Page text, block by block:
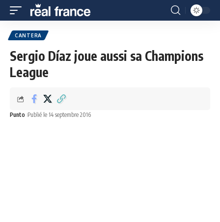
CANTERA
Sergio Díaz joue aussi sa Champions
League
Punto Publié le 14 septembre 2016